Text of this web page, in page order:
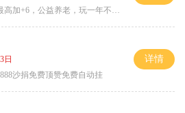
加+6，公益养老，玩一年不腻，屠龙
日
沙捐免费顶赞免费自动挂
详情